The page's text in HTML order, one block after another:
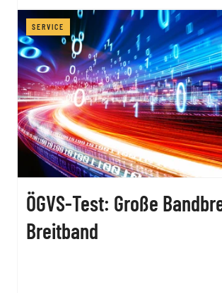
SERVICE
ÖGVS-Test: Große
Breitband